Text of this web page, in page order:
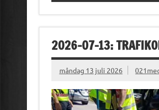
2026-07-13:
måndag 13 juli 2026